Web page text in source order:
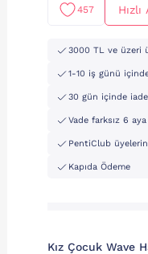
457 Hızlı
3000 TL ve üzeri
1-10 iş günü
30 gün içinde
Vade farksız 6
PentiClub
Kapıda Ödeme
Kız Çocuk Wave